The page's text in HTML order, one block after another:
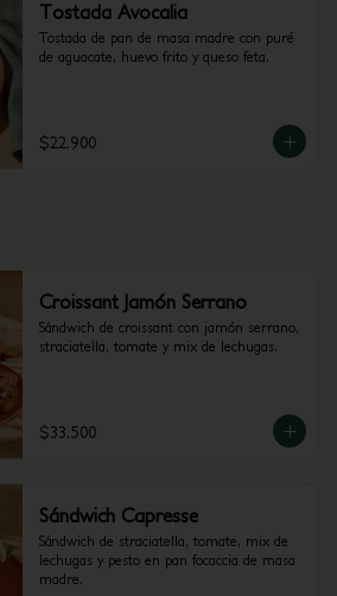
Tostada Avocalia
Tostada de pan de masa madre con puré
de aguacate, huevo frito y queso feta.
$22.900
Croissant Jamón Serrano
Sándwich de croissant con jamón serrano,
straciatella, tomate y mix de lechugas.
$33.500
Sándwich Capresse
Sándwich de straciatella, tomate, mix de
lechugas y pesto en pan focaccia de masa
madre.